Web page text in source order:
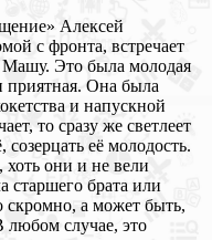
Алексей
с фронта, встречает
Это была молодая
приятная. Она была
и напускной
то сразу же светлеет
её молодость.
хоть они и не вели
старшего брата или
скромно, а может быть,
любом случае, это